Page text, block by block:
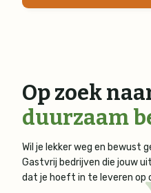
Op zoek
duurzaam
Wil je lekker weg en bewust
Gastvrij bedrijven die jouw
dat je hoeft in te leveren